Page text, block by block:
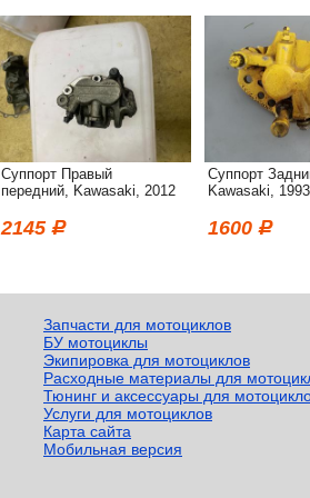
Суппорт Правый
передний, Kawasaki, 2012
2145
Суппорт
Kawasaki, 1993
1600
Запчасти для мотоциклов
БУ мотоциклы
Экипировка для мотоциклов
Расходные материалы для
Тюнинг и аксессуары для
Услуги для мотоциклов
Карта сайта
Мобильная версия